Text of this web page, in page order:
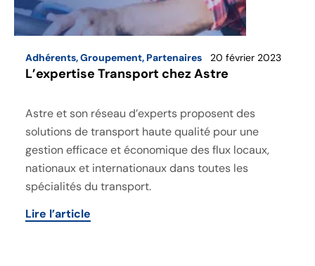
Adhérents,Groupement, Partenaires 20 février 2023
L’expertise Transport chez Astre
Astre et son réseau d’experts proposent des
solutions de transport haute qualité pour une
gestion efficace et économique des flux locaux,
nationaux et internationaux dans toutes les
spécialités du transport.
Lire l’article